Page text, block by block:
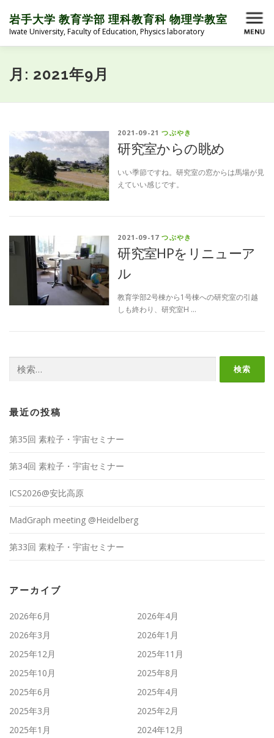
ッ
岩手大学 教育学部 理科教育科 物理学教室
Iwate University, Faculty of Education, Physics laboratory
メニュー
HOME ABOUT
月: 2021年9月
2021-09-21つぶやき
研究室からの眺め
いい季節ですね。研究室の窓からは馬場が見
えていい感じです。
2021-09-17つぶやき
研究室HPをリニューア
ル
教育学部2号棟から1号棟への研究室の引越
しも終わり、研究室H …
索:
最近の投稿
第35回 素粒子・宇宙セミナー
第34回 素粒子・宇宙セミナー
ICS2026@安比高原
MadGraph meeting @Heidelberg
第33回 素粒子・宇宙セミナー
アーカイブ
2026年6月
2026年4月
2026年3月
2026年1月
2025年12月
2025年11月
2025年10月
2025年8月
2025年6月
2025年4月
2025年3月
2025年2月
2025年1月
2024年12月